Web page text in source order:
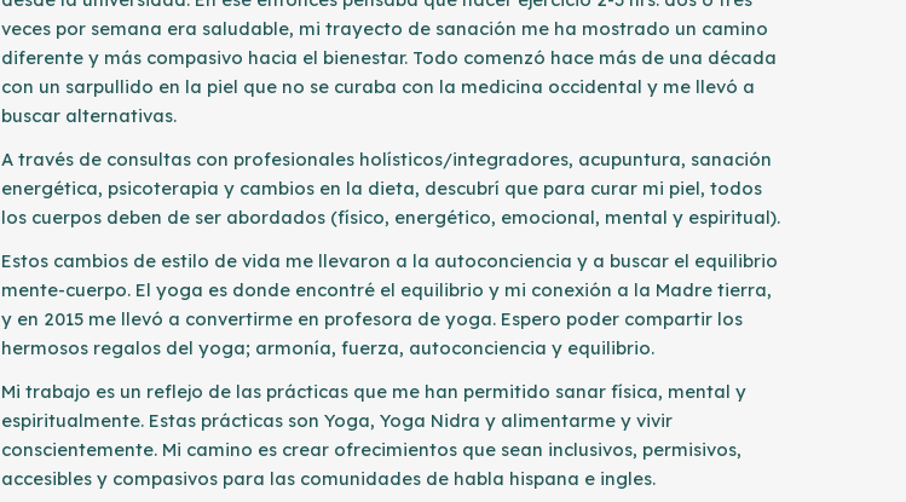
veces por semana era saludable, mi trayecto de sanación me ha mostrado un camino
diferente y más compasivo hacia el bienestar. Todo comenzó hace más de una década
con un sarpullido en la piel que no se curaba con la medicina occidental y me llevó a
buscar alternativas.
A través de consultas con profesionales holísticos/integradores, acupuntura, sanación
energética, psicoterapia y cambios en la dieta, descubrí que para curar mi piel, todos
los cuerpos deben de ser abordados (físico, energético, emocional, mental y espiritual).
Estos cambios de estilo de vida me llevaron a la autoconciencia y a buscar el equilibrio
mente-cuerpo. El yoga es donde encontré el equilibrio y mi conexión a la Madretierra,
y en 2015 me llevó a convertirme en profesora de yoga. Espero poder compartir los
hermosos regalos del yoga; armonía, fuerza, autoconciencia y equilibrio.
Mi trabajo es un reflejo de las prácticas que me han permitido sanar física, mental y
espiritualmente. Estas prácticas son Yoga, Yoga Nidra y alimentarme y vivir
conscientemente. Mi camino es crear ofrecimientos que sean inclusivos, permisivos,
accesibles y compasivos para las comunidades de habla hispana e ingles.